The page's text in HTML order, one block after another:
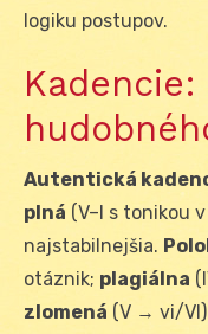
logiku postupov.
Autentická
plná (V–I s tonikou
najstabilnejšia.
otáznik; plagiálna
zlomená (V → vi/VI)